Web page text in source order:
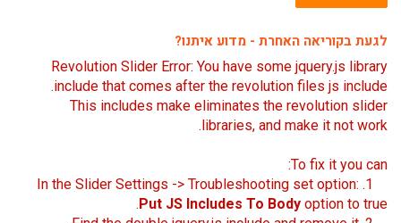
לגעת בקוריאה האחרת - מדוע איתנו?
Revolution Slider Error: You have some jquery.js library
include that comes after the revolution files js include.
This includes make eliminates the revolution slider
libraries, and make it not work.
To fix it you can:
Put JS Includes To Body option to true.